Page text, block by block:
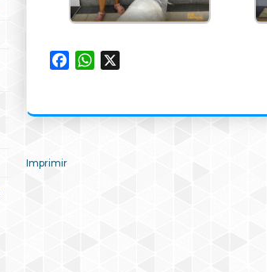
FacebookWhatsApp
Imprimir